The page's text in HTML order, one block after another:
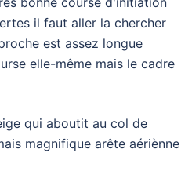
il faut aller la chercher
est assez longue
elle-même mais le cadre
qui aboutit au col de
magnifique arête aériènne